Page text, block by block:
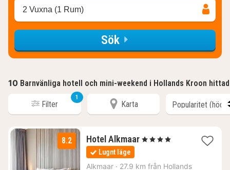
2 Vuxna (1 Rum)
Sök
10 Barnvänliga hotell och mini-weekend i Hollands Kroon
Filter
1
Karta
8.2 Hotel Alkmaar1
1124
, 4 Stjärnor
Lugnt läge
Alkmaar · 27.9 km från Hollands